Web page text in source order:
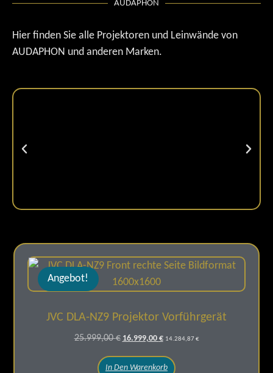
AUDAPHON
Hier finden Sie alle Projektoren und Leinwände von
AUDAPHON und anderen Marken.
Angebot!
JVC DLA-NZ9 Projektor Vorführgerät
25.999,00€ 16.999,00 € 14.284,87€
In Den Warenkorb